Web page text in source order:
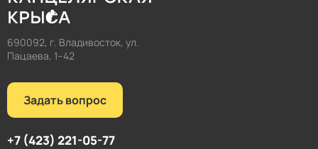
690092, г. Владивосток, ул.
Пацаева, 1–42
Задать вопрос
+7 (423) 221-05-77